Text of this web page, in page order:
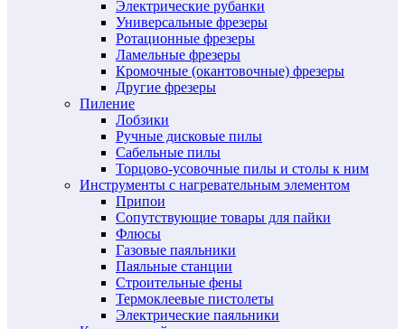
Электрические рубанки
Универсальные фрезеры
Ротационные фрезеры
Ламельные фрезеры
Кромочные (окантовочные) фрезеры
Другие фрезеры
Пиление
Лобзики
Ручные дисковые пилы
Сабельные пилы
Торцово-усовочные пилы и столы к ним
Инструменты с нагревательным элементом
Припои
Сопутствующие товары для пайки
Флюсы
Газовые паяльники
Паяльные станции
Строительные фены
Термоклеевые пистолеты
Электрические паяльники